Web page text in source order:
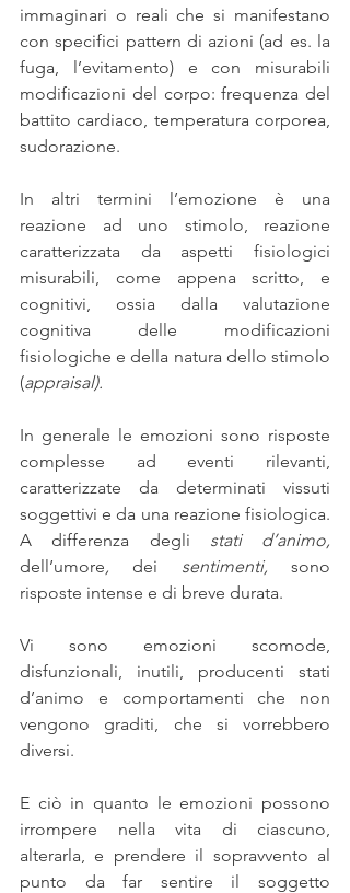
immaginari o reali che si manifestano
con specifici pattern di azioni (ad es. la
fuga, l’evitamento) e con misurabili
modificazioni del corpo: frequenza del
battito cardiaco, temperatura corporea,
sudorazione.
In altri termini l’emozione è una
reazione ad uno stimolo, reazione
caratterizzata da aspetti fisiologici
misurabili, come appena scritto, e
cognitivi, ossia dalla valutazione
cognitiva delle modificazioni
fisiologiche e della natura dello stimolo
(appraisal).
In generale le emozioni sono risposte
complesse ad eventi rilevanti,
caratterizzate da determinati vissuti
soggettivi e da una reazione fisiologica.
A differenza degli stati d’animo,
dell’umore, dei sentimenti, sono
risposte intense e di breve durata.
Vi sono emozioni scomode,
disfunzionali, inutili, producenti stati
d’animo e comportamenti che non
vengono graditi, che si vorrebbero
diversi.
E ciò in quanto le emozioni possono
irrompere nella vita di ciascuno,
alterarla, e prendere il sopravvento al
punto da far sentire il soggetto